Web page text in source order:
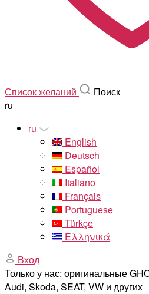
Список желаний
Поиск
ru
ru
English
Deutsch
Español
Italiano
Français
Portuguese
Türkçe
Ελληνικά
Вход
Только у нас: оригинальные
Audi, Skoda, SEAT, VW и других